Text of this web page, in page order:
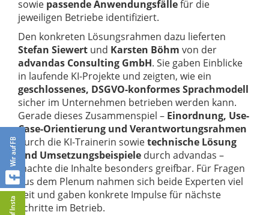
sowie passende Anwendungsfällefür die
jeweiligen Betriebe identifiziert.
Den konkreten Lösungsrahmen dazu lieferten
Stefan Siewert und Karsten Böhm von der
advandas Consulting GmbH. Sie gaben Einblicke
in laufende KI-Projekte und zeigten, wie ein
geschlossenes, DSGVO-konformes Sprachmodell
sicher im Unternehmen betrieben werden kann.
Gerade dieses Zusammenspiel – Einordnung, Use-
Case-Orientierung und Verantwortungsrahmen
durch die KI-Trainerin sowietechnische Lösung
und Umsetzungsbeispiele durch advandas –
machte die Inhalte besonders greifbar. Für Fragen
aus dem Plenum nahmen sich beide Experten viel
Zeit und gaben konkrete Impulse für nächste
Schritte im Betrieb.